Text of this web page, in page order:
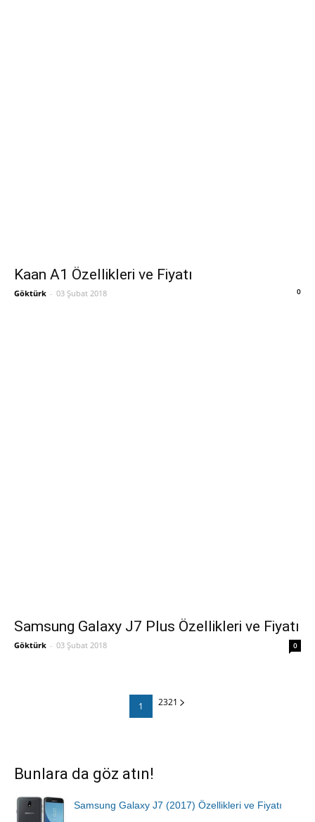
Kaan A1 Özellikleri ve Fiyatı
Göktürk - 03 Şubat 2018 0
Samsung Galaxy J7 Plus Özellikleri ve Fiyatı
Göktürk - 03 Şubat 2018 0
1 2321
Bunlara da göz atın!
Samsung Galaxy J7 (2017) Özellikleri ve Fiyatı